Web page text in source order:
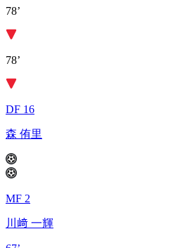
78’
78’
DF 16
森 侑里
MF 2
川﨑 一輝